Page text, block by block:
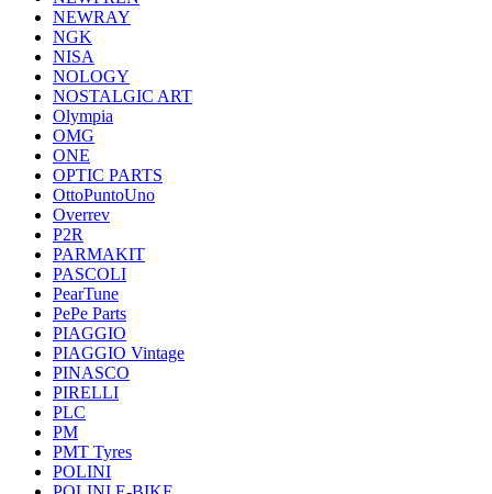
NEWRAY
NGK
NISA
NOLOGY
NOSTALGIC ART
Olympia
OMG
ONE
OPTIC PARTS
OttoPuntoUno
Overrev
P2R
PARMAKIT
PASCOLI
PearTune
PePe Parts
PIAGGIO
PIAGGIO Vintage
PINASCO
PIRELLI
PLC
PM
PMT Tyres
POLINI